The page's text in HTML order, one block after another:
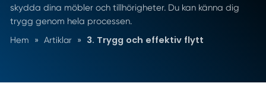
skydda dina möbler och tillhörigheter. Du kan känna dig
trygg genom hela processen.
Hem
» Artiklar » 3. Trygg och effektiv flytt